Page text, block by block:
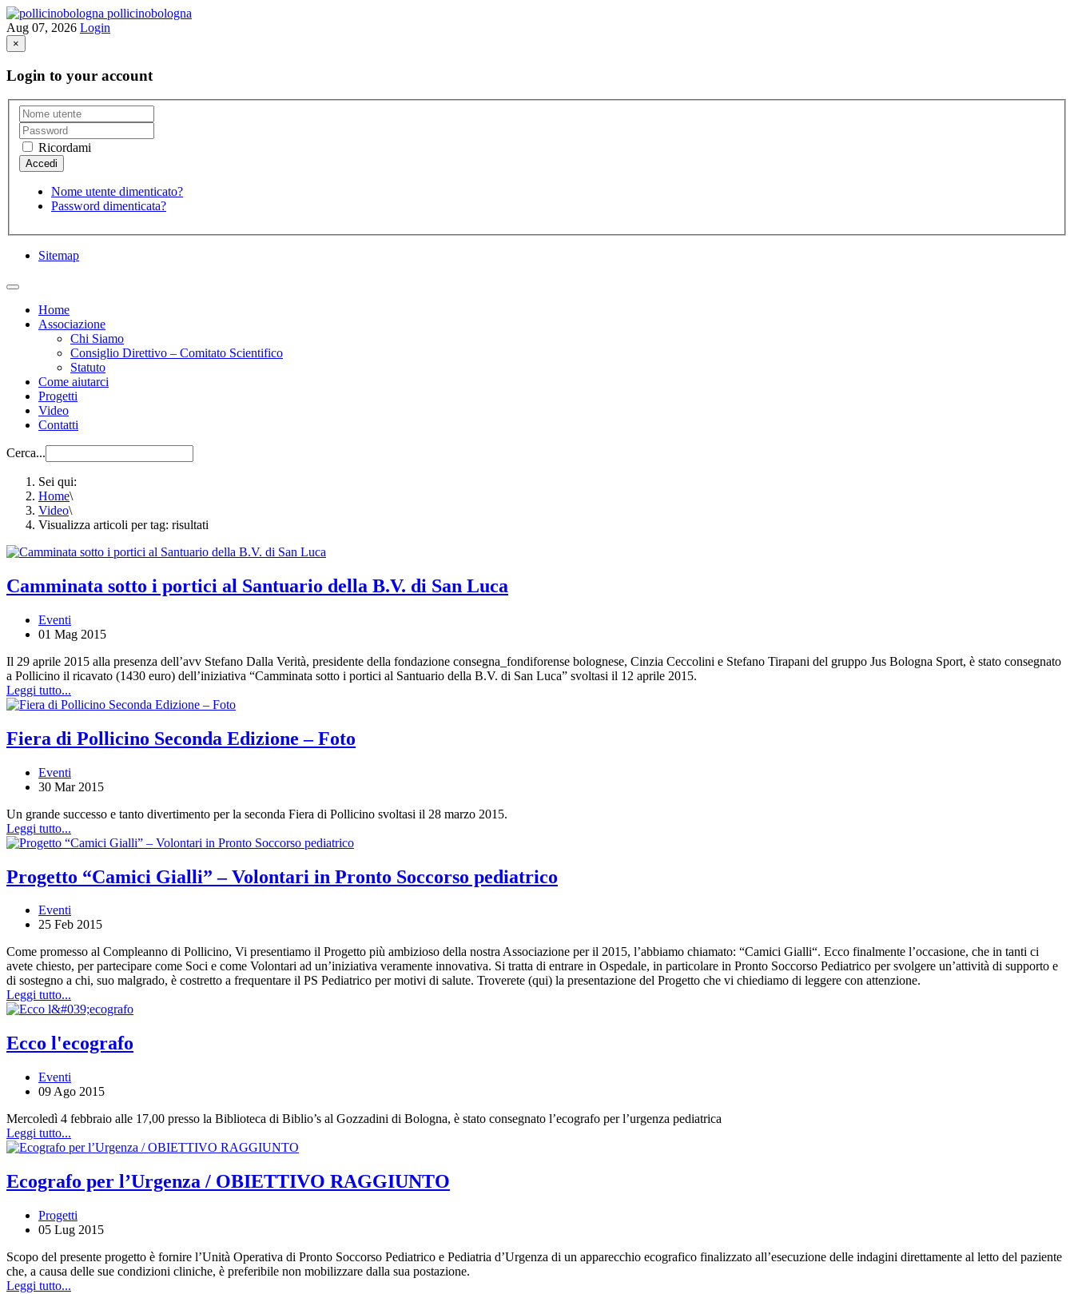
pollicinobologna
Aug 07, 2026 Login
×
Login to your account
Ricordami
Nome utente dimenticato?
Password dimenticata?
Sitemap
Home
Associazione
Chi Siamo
Consiglio Direttivo – Comitato Scientifico
Statuto
Come aiutarci
Progetti
Video
Contatti
Cerca...
Sei qui:
Home\
Video\
Visualizza articoli per tag: risultati
Camminata sotto i portici al Santuario della B.V. di San Luca
Eventi
01 Mag 2015
Il 29 aprile 2015 alla presenza dell’avv Stefano Dalla Verità, presidente della fondazione consegna_fondiforense bolognese, Cinzia Ceccolini e Stefano Tirapani del gruppo Jus Bologna Sport, è stato consegnato
a Pollicino il ricavato (1430 euro) dell’iniziativa “Camminata sotto i portici al Santuario della B.V. di San Luca” svoltasi il 12 aprile 2015.
Leggi tutto...
Fiera di Pollicino Seconda Edizione – Foto
Eventi
30 Mar 2015
Un grande successo e tanto divertimento per la seconda Fiera di Pollicino svoltasi il 28 marzo 2015.
Leggi tutto...
Progetto “Camici Gialli” – Volontari in Pronto Soccorso pediatrico
Eventi
25 Feb 2015
Come promesso al Compleanno di Pollicino, Vi presentiamo il Progetto più ambizioso della nostra Associazione per il 2015, l’abbiamo chiamato: “Camici Gialli“. Ecco finalmente l’occasione, che in tanti ci
avete chiesto, per partecipare come Soci e come Volontari ad un’iniziativa veramente innovativa. Si tratta di entrare in Ospedale, in particolare in Pronto Soccorso Pediatrico per svolgere un’attività di supporto e
di sostegno a chi, suo malgrado, è costretto a frequentare il PS Pediatrico per motivi di salute. Troverete (qui) la presentazione del Progetto che vi chiediamo di leggere con attenzione.
Leggi tutto...
Ecco l'ecografo
Eventi
09 Ago 2015
Mercoledì 4 febbraio alle 17,00 presso la Biblioteca di Biblio’s al Gozzadini di Bologna, è stato consegnato l’ecografo per l’urgenza pediatrica
Leggi tutto...
Ecografo per l’Urgenza / OBIETTIVO RAGGIUNTO
Progetti
05 Lug 2015
Scopo del presente progetto è fornire l’Unità Operativa di Pronto Soccorso Pediatrico e Pediatria d’Urgenza di un apparecchio ecografico finalizzato all’esecuzione delle indagini direttamente al letto del paziente
che, a causa delle sue condizioni cliniche, è preferibile non mobilizzare dalla sua postazione.
Leggi tutto...